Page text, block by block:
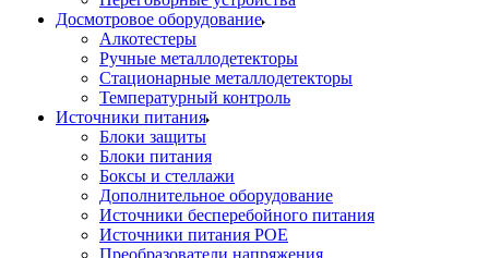
Досмотровое оборудование
Алкотестеры
Ручные металлодетекторы
Стационарные металлодетекторы
Температурный контроль
Источники питания
Блоки защиты
Блоки питания
Боксы и стеллажи
Дополнительное оборудование
Источники бесперебойного питания
Источники питания POE
Преобразователи напряжения